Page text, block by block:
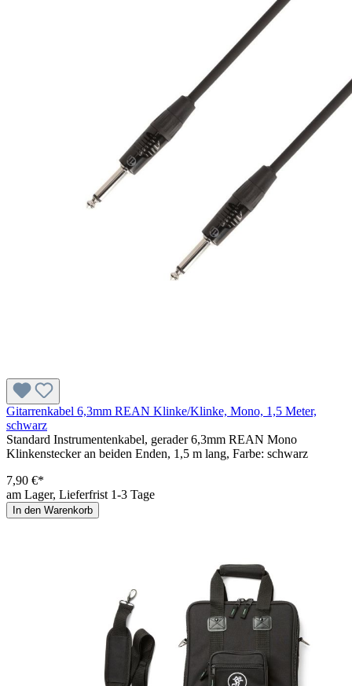
Gitarrenkabel 6,3mm REAN Klinke/Klinke, Mono, 1,5 Meter,
schwarz
Standard Instrumentenkabel, gerader 6,3mm REAN Mono
Klinkenstecker an beiden Enden, 1,5 m lang, Farbe: schwarz
7,90 €*
am Lager, Lieferfrist 1-3 Tage
In den Warenkorb